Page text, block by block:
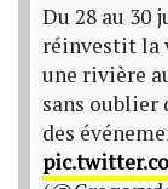
Du 28 au 30
réinvestit la
une rivière
sans oublier
des